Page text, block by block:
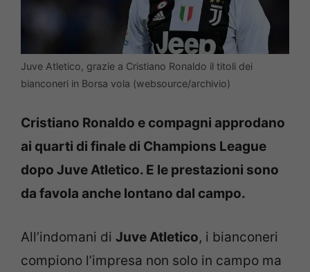
Juve Atletico, grazie a Cristiano Ronaldo il titoli dei
bianconeri in Borsa vola (websource/archivio)
Cristiano Ronaldo e compagni approdano
ai quarti di finale di Champions League
dopo Juve Atletico. E le prestazioni sono
da favola anche lontano dal campo.
All’indomani di Juve Atletico, i bianconeri
compiono l’impresa non solo in campo ma